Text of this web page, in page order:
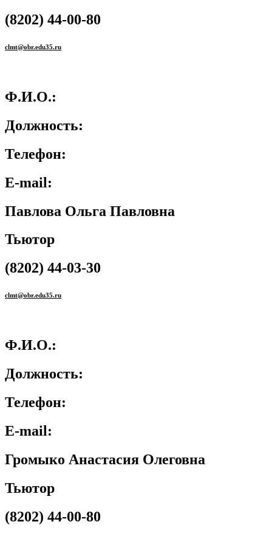
(8202) 44-00-80
clmt@obr.edu35.ru
Ф.И.О.:
Должность:
Телефон:
E-mail:
Павлова Ольга Павловна
Тьютор
(8202) 44-03-30
clmt@obr.edu35.ru
Ф.И.О.:
Должность:
Телефон:
E-mail:
Громыко Анастасия Олеговна
Тьютор
(8202) 44-00-80